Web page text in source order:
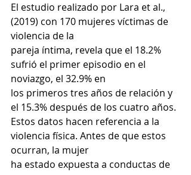
El estudio realizado por Lara et al.,
(2019) con 170 mujeres víctimas de
violencia de la
pareja íntima, revela que el 18.2%
sufrió el primer episodio en el
noviazgo, el 32.9% en
los primeros tres años de relación y
el 15.3% después de los cuatro años.
Estos datos hacen referencia a la
violencia física. Antes de que estos
ocurran, la mujer
ha estado expuesta a conductas de